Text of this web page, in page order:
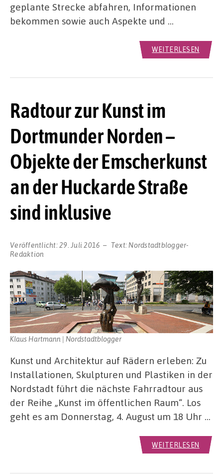
geplante Strecke abfahren, Informationen
bekommen sowie auch Aspekte und …
WEITERLESEN
Radtour zur Kunst im
Dortmunder Norden –
Objekte der Emscherkunst
an der Huckarde Straße
sind inklusive
Veröffentlicht:29. Juli 2016 Text: Nordstadtblogger-
Redaktion
Klaus Hartmann | Nordstadtblogger
Kunst und Architektur auf Rädern erleben: Zu
Installationen, Skulpturen und Plastiken in der
Nordstadt führt die nächste Fahrradtour aus
der Reihe „Kunst im öffentlichen Raum“. Los
geht es am Donnerstag, 4. August um 18 Uhr …
WEITERLESEN